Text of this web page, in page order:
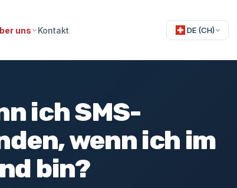
uns Kontakt DE (CH)
ich SMS-
wenn ich im
bin?